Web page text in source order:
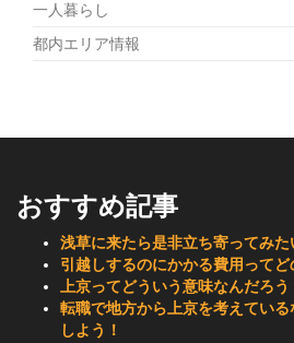
一人暮らし
都内エリア情報
おすすめ記事
浅草に来たら是非立ち寄ってみ
引越しするのにかかる費用ってど
上京ってどういう意味なんだろ
転職で地方から上京を考えてい
しよう！